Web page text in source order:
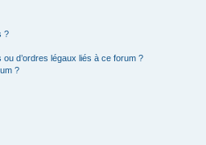
?
d’ordres légaux liés à ce forum ?
?